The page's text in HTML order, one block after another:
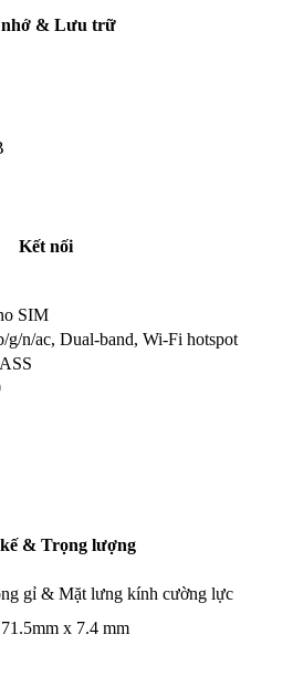
nhớ & Lưu trữ
Kết nối
SIM
g/n/ac, Dual-band, Wi-Fi hotspot
& Trọng lượng
gỉ & Mặt lưng kính cường lực
x 7.4 mm